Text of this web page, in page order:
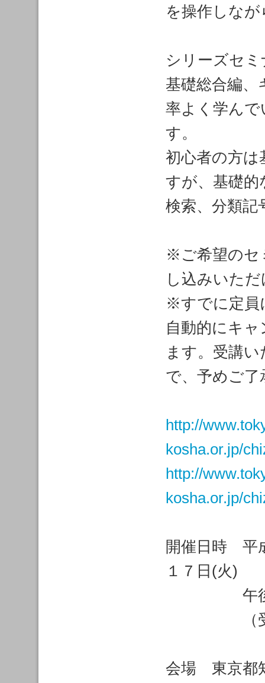
を操作しな
シリーズセ
基礎総合編、
率よく学ん
す。
初心者の方は
すが、基礎的
検索、分類記
※ご希望のセ
し込みいた
※すでに定員
自動的にキ
ます。受講
で、予めご
http://
kosha.or.jp/
http://
kosha.or.jp/
開催日時 平
１７日(火)
午後２
（受付開
会場 東京都